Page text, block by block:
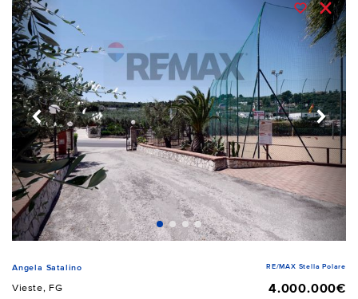
Angela Satalino RE/MAX Stella Polare
Vieste, FG
4.000.000€